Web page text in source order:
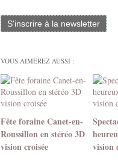
S'inscrire à la newsletter
VOUS AIMEREZ AUSSI :
Fête foraine Canet-en-
Roussillon en stéréo 3D
vision croisée
vision